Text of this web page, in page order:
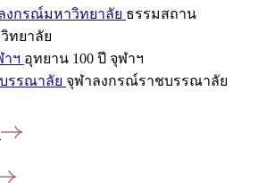
งกรณ์มหาวิทยาลัย ธรรมสถาน
ทยาลัย
าฯ อุทยาน 100 ปี จุฬาฯ
รรณาลัย จุฬาลงกรณ์ราชบรรณาลัย